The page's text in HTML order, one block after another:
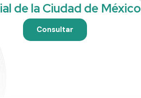
de la Ciudad de México
Consultar